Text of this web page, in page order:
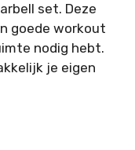
set. Deze
goede workout
nodig hebt.
je eigen